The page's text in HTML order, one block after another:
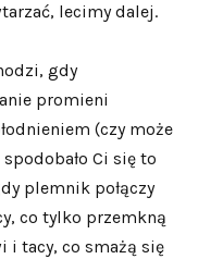
lecimy dalej.
gdy
promieni
(czy może
Ci się to
plemnik połączy
co tylko przemkną
i tacy, co smażą się